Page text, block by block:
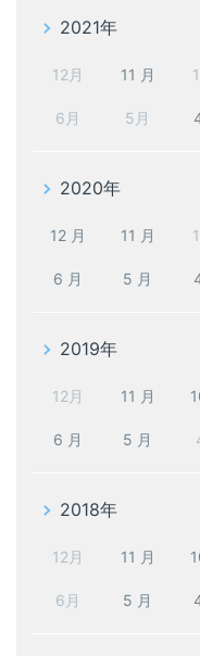
2021年
12月 11 月
6月 5月
2020年
12 月 11 月
6 月 5 月
2019年
12月 11 月
6 月 5 月
2018年
12月 11 月
6月 5 月